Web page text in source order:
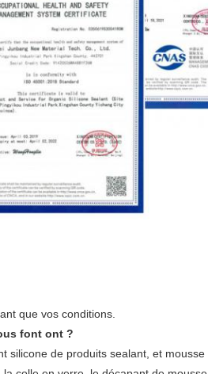
que vos conditions.
font ont ?
silicone de produits sealant , et